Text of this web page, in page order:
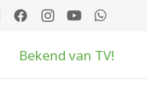
Bekend van TV!